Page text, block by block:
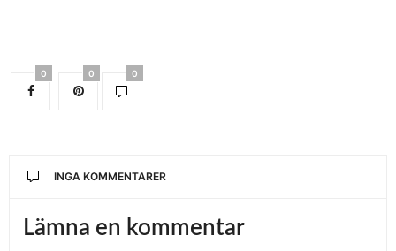
0 0 0
INGA KOMMENTARER
Lämna en kommentar